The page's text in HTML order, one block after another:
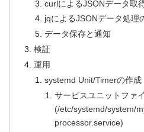
curlによるJSONデータ取
jqによるJSONデータ処理
データ保存と通知
検証
運用
systemd Unit/Timerの作成
サービスユニットファ
(/etc/systemd/system/
processor.service)